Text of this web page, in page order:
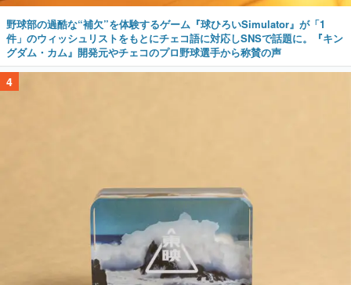
野球部の過酷な“補欠”を体験するゲーム『球ひろいSimulator』が「1
件」のウィッシュリストをもとにチェコ語に対応しSNSで話題に。『キン
グダム・カム』開発元やチェコのプロ野球選手から称賛の声
4